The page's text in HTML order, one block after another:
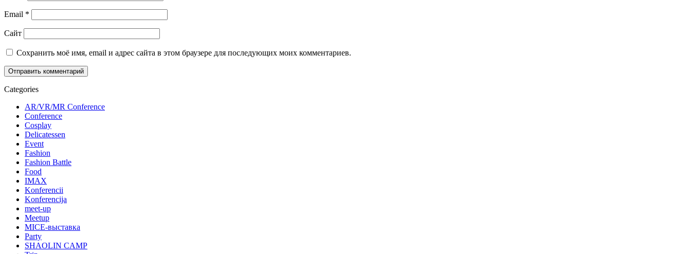
Email *
Сайт
Сохранить моё имя, email и адрес сайта в этом браузере для последующих моих комментариев.
Categories
AR/VR/MR Conference
Conference
Cosplay
Delicatessen
Event
Fashion
Fashion Battle
Food
IMAX
Konferencii
Konferencija
meet-up
Meetup
MICE-выставка
Party
SHAOLIN CAMP